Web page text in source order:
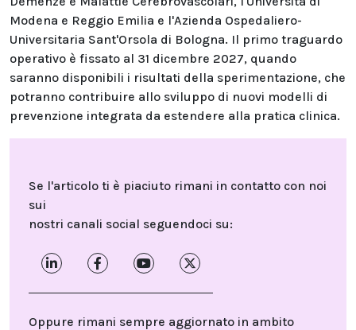
Modena e Reggio Emilia e l'Azienda Ospedaliero-
Universitaria Sant'Orsola di Bologna. Il primo traguardo
operativo è fissato al 31 dicembre 2027, quando
saranno disponibili i risultati della sperimentazione, che
potranno contribuire allo sviluppo di nuovi modelli di
prevenzione integrata da estendere alla pratica clinica.
Se l'articolo ti è piaciuto rimani in contatto con noi
sui
nostri canali social seguendoci su:
Oppure rimani sempre aggiornato in ambito